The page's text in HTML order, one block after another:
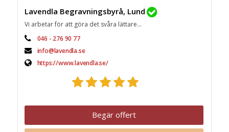
Lavendla Begravningsbyrå, Lund
Vi arbetar för att göra det svåra lättare...
046 - 276 90 77
info@lavendla.se
https://www.lavendla.se/
Begär offert